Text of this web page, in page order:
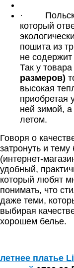
·
который
пошита из
не
Так у
размеров)
высокая
приобретая
ней зимой, а
летом.
Говоря о
затронуть и
(интернет-
удобный,
который любят
понимать, что
даже теми,
выбирая
хорошем белье.
летнее платье